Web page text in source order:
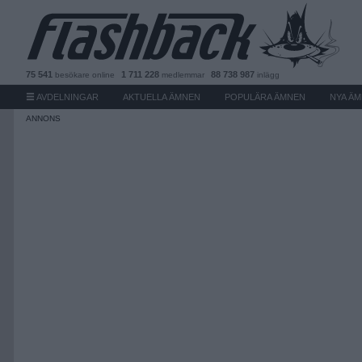
75 541 besökare online 1 711 228 medlemmar 88 738 987 inlägg
AVDELNINGAR AKTUELLA ÄMNEN POPULÄRA ÄMNEN NYA